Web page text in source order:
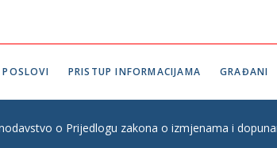
POSLOVI PRISTUP INFORMACIJAMA GRAĐANI
o Prijedlogu zakona o izmjenama i